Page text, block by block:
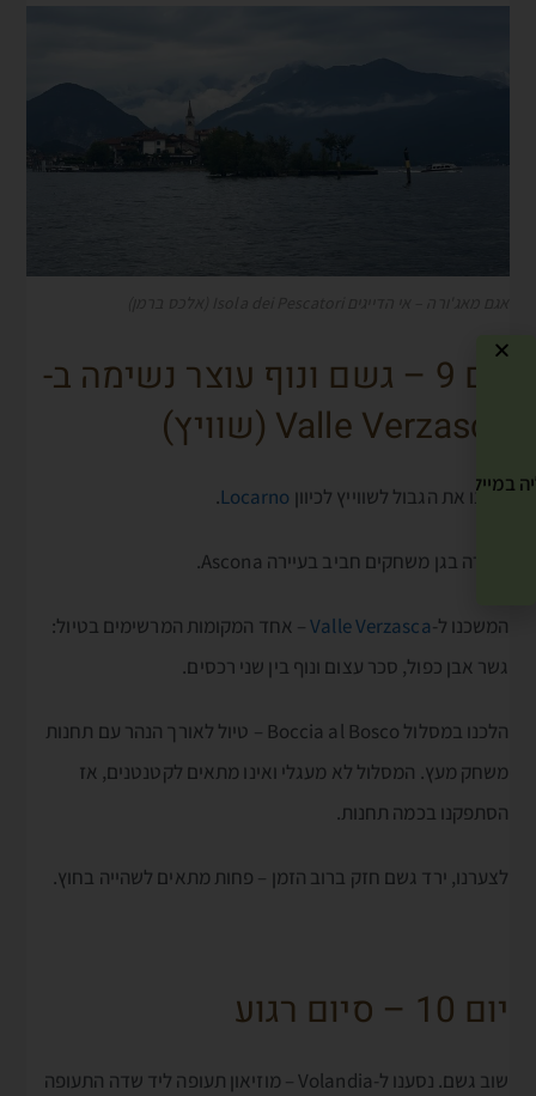
יום 9 – גשם ונוף עוצר נשימה ב-
Valle Verzasca (שוויץ)
חצינו את הגבול לשווייץ לכיוון Locarno
.
עצירה בגן משחקים חביב בעיירה Ascona.
המשכנו ל-Valle Verzasca– אחד המקומות המרשימים בטיול:
גשר אבן כפול, סכר עצום ונוף בין שני רכסים.
הלכנו במסלול Boccia al Bosco – טיול לאורך הנהר עם תחנות
משחק מעץ. המסלול לא מעגלי ואינו מתאים לקטנטנים, אז
הסתפקנו בכמה תחנות.
לצערנו, ירד גשם חזק ברוב הזמן – פחות מתאים לשהייה בחוץ.
יום 10 – סיום רגוע
שוב גשם. נסענו ל-Volandia – מוזיאון תעופה ליד שדה התעופה
במייל שלך! »